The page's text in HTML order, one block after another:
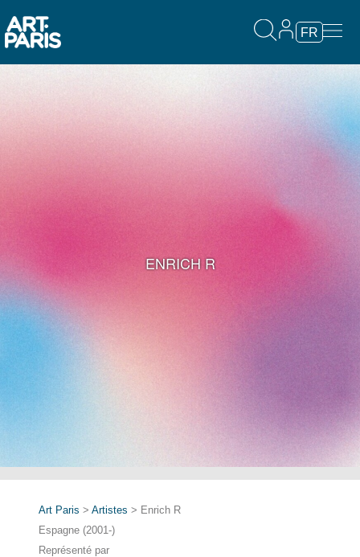
FR
ENRICH R
Art Paris > Artistes > Enrich R
Espagne (2001-)
Représenté par